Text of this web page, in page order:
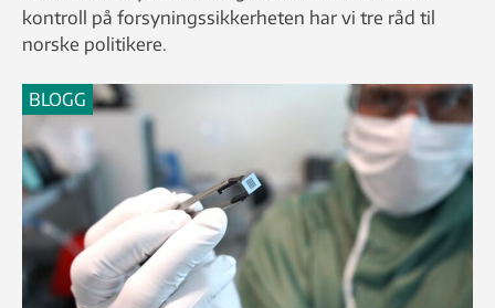
kontroll på forsyningssikkerheten har vi tre råd til
norske politikere.
BLOGG